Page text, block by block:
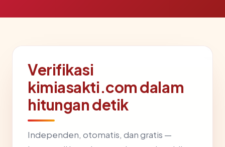
Verifikasi
kimiasakti.com dalam
hitungan detik
Independen, otomatis, dan gratis —